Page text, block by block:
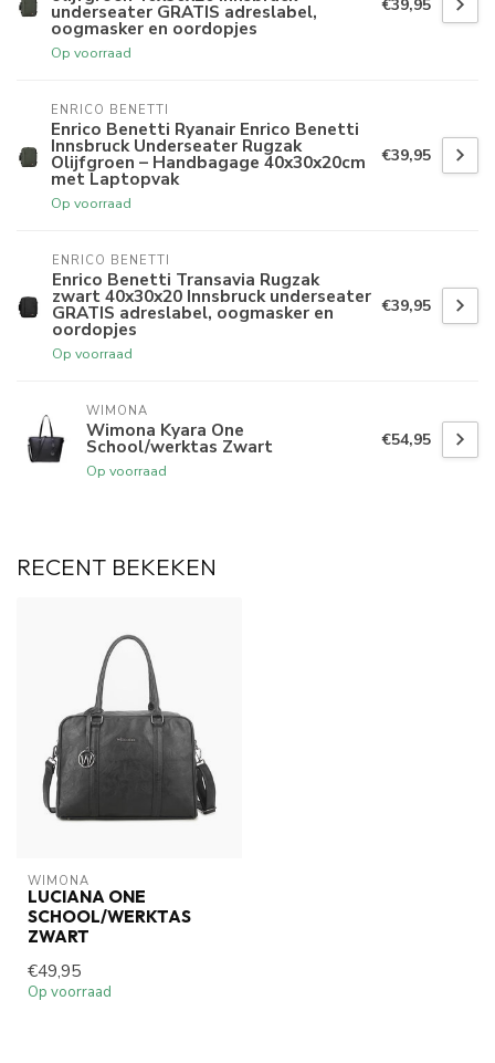
underseater GRATIS adreslabel,
oogmasker en oordopjes
Op voorraad
€39,95
ENRICO BENETTI
Enrico Benetti Ryanair Enrico Benetti
Innsbruck Underseater Rugzak
Olijfgroen – Handbagage 40x30x20cm
met Laptopvak
Op voorraad
€39,95
ENRICO BENETTI
Enrico Benetti Transavia Rugzak
zwart 40x30x20 Innsbruck underseater
GRATIS adreslabel, oogmasker en
oordopjes
Op voorraad
€39,95
WIMONA
Wimona Kyara One
School/werktas Zwart
Op voorraad
€54,95
RECENT BEKEKEN
WIMONA
LUCIANA ONE
SCHOOL/WERKTAS
ZWART
€49,95
Op voorraad